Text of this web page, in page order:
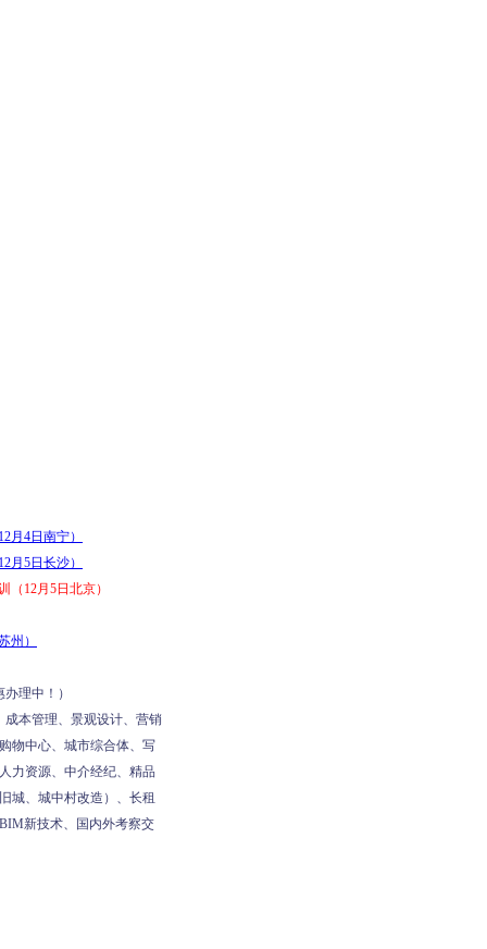
月4日南宁）
月5日长沙）
12月5日北京）
州）
理中！）
成本管理、景观设计、营销
物中心、城市综合体、写
力资源、中介经纪、精品
城、城中村改造）、长租
新技术、国内外考察交